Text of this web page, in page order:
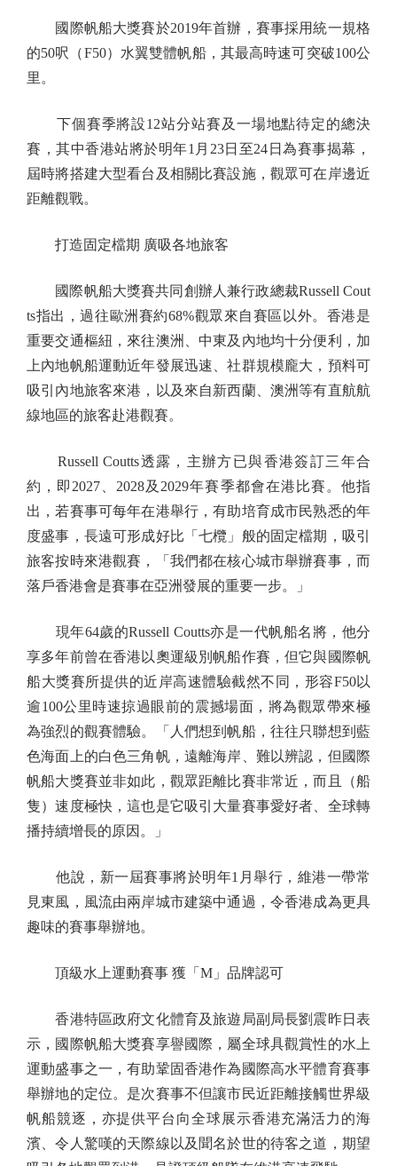
國際帆船大獎賽於2019年首辦，賽事採用統一規格
的50呎（F50）水翼雙體帆船，其最高時速可突破100公
里。
下個賽季將設12站分站賽及一場地點待定的總決
賽，其中香港站將於明年1月23日至24日為賽事揭幕，
屆時將搭建大型看台及相關比賽設施，觀眾可在岸邊近
距離觀戰。
打造固定檔期 廣吸各地旅客
國際帆船大獎賽共同創辦人兼行政總裁Russell Cout
ts指出，過往歐洲賽約68%觀眾來自賽區以外。香港是
重要交通樞紐，來往澳洲、中東及內地均十分便利，加
上內地帆船運動近年發展迅速、社群規模龐大，預料可
吸引內地旅客來港，以及來自新西蘭、澳洲等有直航航
線地區的旅客赴港觀賽。
Russell Coutts透露，主辦方已與香港簽訂三年合
約，即2027、2028及2029年賽季都會在港比賽。他指
出，若賽事可每年在港舉行，有助培育成市民熟悉的年
度盛事，長遠可形成好比「七欖」般的固定檔期，吸引
旅客按時來港觀賽，「我們都在核心城市舉辦賽事，而
落戶香港會是賽事在亞洲發展的重要一步。」
現年64歲的Russell Coutts亦是一代帆船名將，他分
享多年前曾在香港以奧運級別帆船作賽，但它與國際帆
船大獎賽所提供的近岸高速體驗截然不同，形容F50以
逾100公里時速掠過眼前的震撼場面，將為觀眾帶來極
為強烈的觀賽體驗。「人們想到帆船，往往只聯想到藍
色海面上的白色三角帆，遠離海岸、難以辨認，但國際
帆船大獎賽並非如此，觀眾距離比賽非常近，而且（船
隻）速度極快，這也是它吸引大量賽事愛好者、全球轉
播持續增長的原因。」
他說，新一屆賽事將於明年1月舉行，維港一帶常
見東風，風流由兩岸城市建築中通過，令香港成為更具
趣味的賽事舉辦地。
頂級水上運動賽事 獲「M」品牌認可
香港特區政府文化體育及旅遊局副局長劉震昨日表
示，國際帆船大獎賽享譽國際，屬全球具觀賞性的水上
運動盛事之一，有助鞏固香港作為國際高水平體育賽事
舉辦地的定位。是次賽事不但讓市民近距離接觸世界級
帆船競逐，亦提供平台向全球展示香港充滿活力的海
濱、令人驚嘆的天際線以及聞名於世的待客之道，期望